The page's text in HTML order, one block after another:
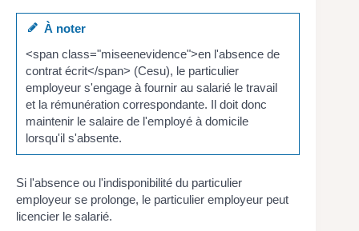
À noter
<span class="miseenevidence">en l'absence de
contrat écrit</span> (Cesu), le particulier
employeur s'engage à fournir au salarié le travail
et la rémunération correspondante. Il doit donc
maintenir le salaire de l'employé à domicile
lorsqu'il s'absente.
Si l'absence ou l'indisponibilité du particulier
employeur se prolonge, le particulier employeur peut
licencier le salarié.